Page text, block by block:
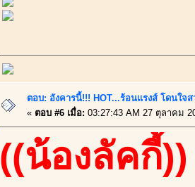
ตอบ: อังคารนี้!!! HOT...ร้อนแรงส์ โดนใจ
« ตอบ #6 เมื่อ: 03:27:43 AM 27 ตุลาคม
((น้องลัคกี้))